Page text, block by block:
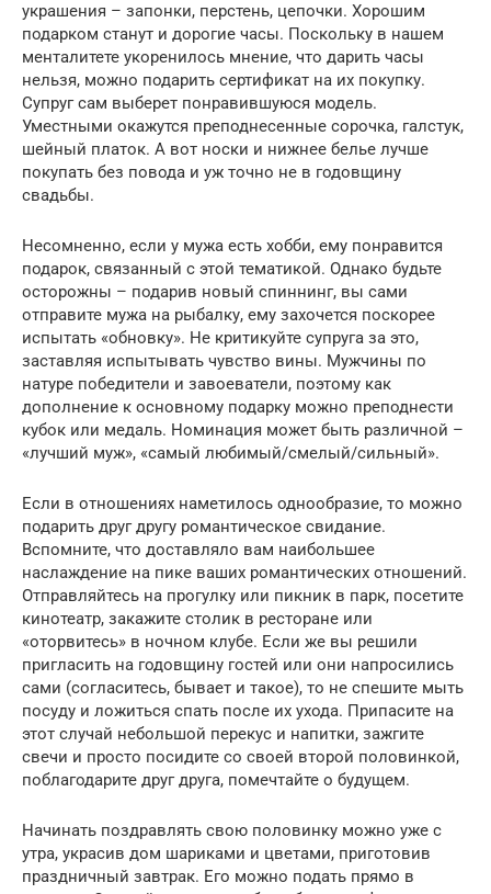
украшения – запонки, перстень, цепочки. Хорошим
подарком станут и дорогие часы. Поскольку в нашем
менталитете укоренилось мнение, что дарить часы
нельзя, можно подарить сертификат на их покупку.
Супруг сам выберет понравившуюся модель.
Уместными окажутся преподнесенные сорочка, галстук,
шейный платок. А вот носки и нижнее белье лучше
покупать без повода и уж точно не в годовщину
свадьбы.
Несомненно, если у мужа есть хобби, ему понравится
подарок, связанный с этой тематикой. Однако будьте
осторожны – подарив новый спиннинг, вы сами
отправите мужа на рыбалку, ему захочется поскорее
испытать «обновку». Не критикуйте супруга за это,
заставляя испытывать чувство вины. Мужчины по
натуре победители и завоеватели, поэтому как
дополнение к основному подарку можно преподнести
кубок или медаль. Номинация может быть различной –
«лучший муж», «самый любимый/смелый/сильный».
Если в отношениях наметилось однообразие, то можно
подарить друг другу романтическое свидание.
Вспомните, что доставляло вам наибольшее
наслаждение на пике ваших романтических отношений.
Отправляйтесь на прогулку или пикник в парк, посетите
кинотеатр, закажите столик в ресторане или
«оторвитесь» в ночном клубе. Если же вы решили
пригласить на годовщину гостей или они напросились
сами (согласитесь, бывает и такое), то не спешите мыть
посуду и ложиться спать после их ухода. Припасите на
этот случай небольшой перекус и напитки, зажгите
свечи и просто посидите со своей второй половинкой,
поблагодарите друг друга, помечтайте о будущем.
Начинать поздравлять свою половинку можно уже с
утра, украсив дом шариками и цветами, приготовив
праздничный завтрак. Его можно подать прямо в